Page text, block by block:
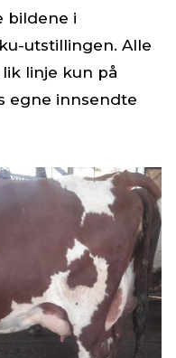
bildene i
utstillingen. Alle
linje kun på
egne innsendte